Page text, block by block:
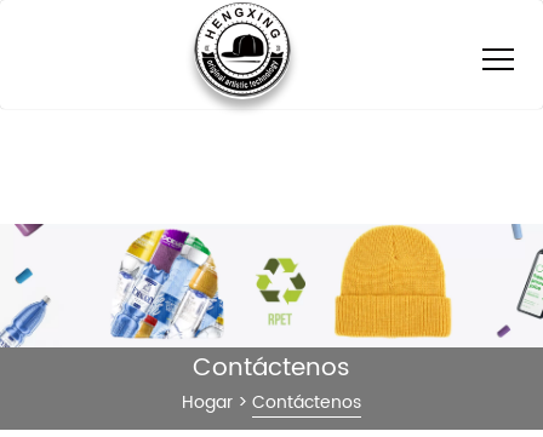
Contáctenos
Hogar > Contáctenos